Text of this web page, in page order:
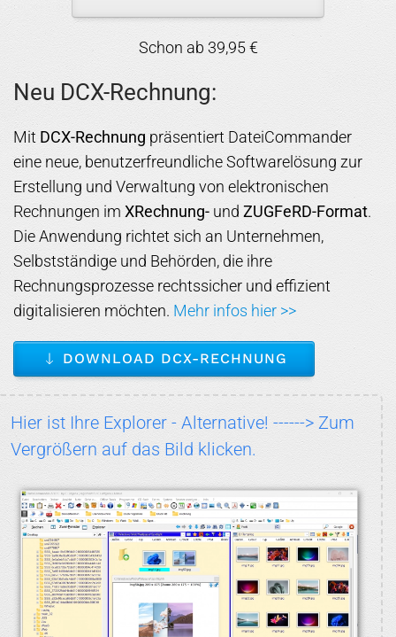
Schon ab 39,95 €
Neu DCX-Rechnung:
Mit DCX-Rechnungpräsentiert DateiCommander
eine neue, benutzerfreundliche Softwarelösung zur
Erstellung und Verwaltung von elektronischen
Rechnungen im XRechnung- und ZUGFeRD-Format.
Die Anwendung richtet sich an Unternehmen,
Selbstständige und Behörden, die ihre
Rechnungsprozesse rechtssicher und effizient
digitalisieren möchten. Mehr infos hier >>
DOWNLOAD DCX-RECHNUNG
Hier ist Ihre Explorer - Alternative! ------> Zum
Vergrößern auf das Bild klicken.
BILD VERGRÖSSERN